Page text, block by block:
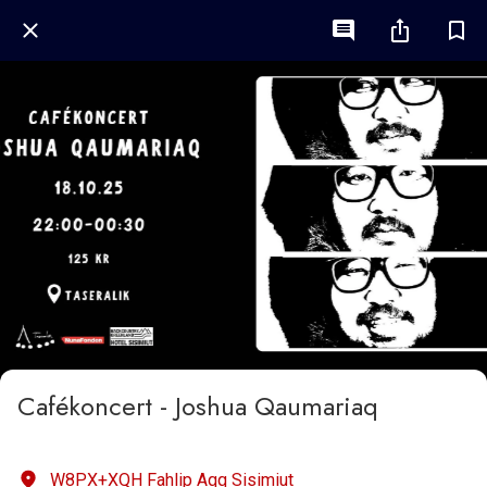
Cafékoncert - Joshua Qaumariaq
W8PX+XQH Fahlip Aqq Sisimiut